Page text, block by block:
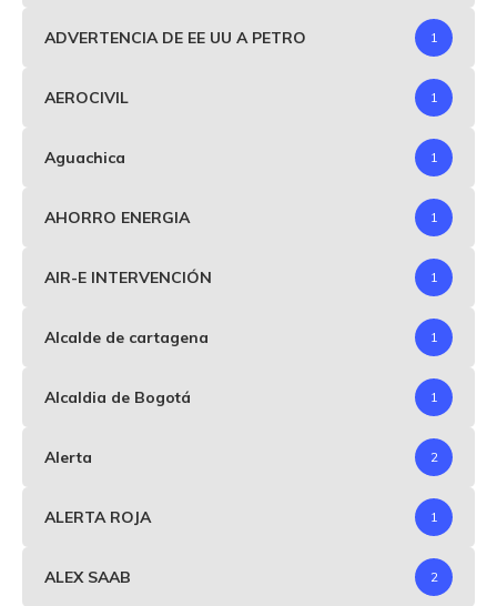
ADVERTENCIA DE EE UU A PETRO 1
AEROCIVIL 1
Aguachica 1
AHORRO ENERGIA 1
AIR-E INTERVENCIÓN 1
Alcalde de cartagena 1
Alcaldia de Bogotá 1
Alerta 2
ALERTA ROJA 1
ALEX SAAB 2